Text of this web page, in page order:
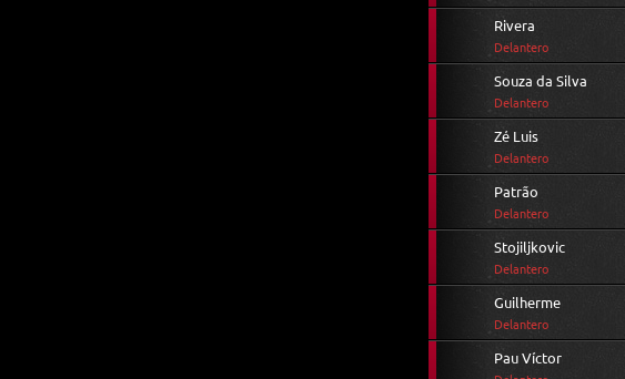
Rivera
Delantero
Souza da Silva
Delantero
Zé Luis
Delantero
Patrão
Delantero
Stojiljkovic
Delantero
Guilherme
Delantero
Pau Víctor